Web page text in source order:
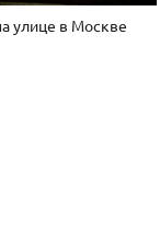
улице в Москве